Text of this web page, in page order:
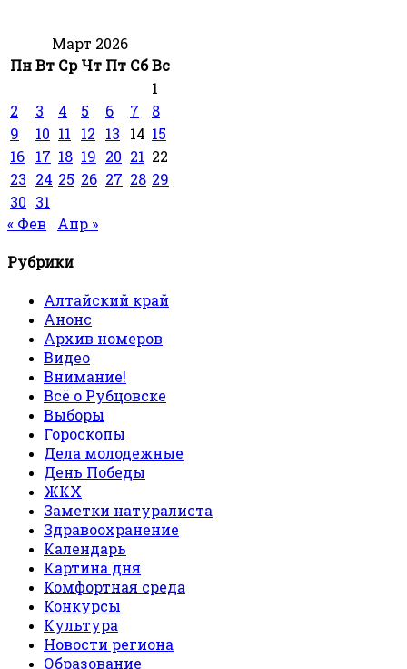
Март 2026
ПнВт Ср Чт Пт СбВс
1
2
3 4 5 6 7
8
9
10 11 12 13 14 15
16
17 18 19 20 21 22
23 24 25 26 27 28 29
30 31
« Фев
Апр »
Рубрики
Алтайский край
Анонс
Архив номеров
Видео
Внимание!
Всё о Рубцовске
Выборы
Гороскопы
Дела молодежные
День Победы
ЖКХ
Заметки натуралиста
Здравоохранение
Календарь
Картина дня
Комфортная среда
Конкурсы
Культура
Новости региона
Образование